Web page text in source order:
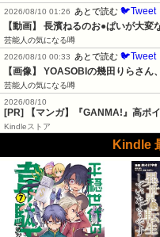
2026/08/10 01:26
あとで読む 🐦Tweet
【動画】 長濱ねるのお●ぱいが大変
芸能人の気になる噂
2026/08/10 00:33
あとで読む 🐦Tweet
【画像】 YOASOBIの幾田りらさ
芸能人の気になる噂
2026/08/10
[PR] 【マンガ】『GANMA!』高ポ
Kindleストア
Kindle